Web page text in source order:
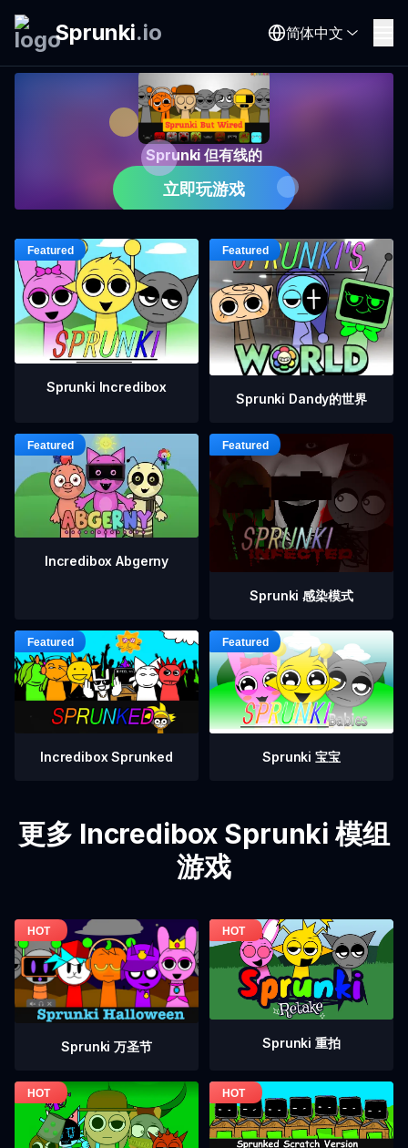
Sprunki.io 简体中文
Sprunki 但有线的
立即玩游戏
Sprunki Incredibox
Sprunki Dandy的世界
Incredibox Abgerny
Sprunki 感染模式
Incredibox Sprunked Sprunki 宝宝
更多 Incredibox Sprunki 模组
游戏
Sprunki 万圣节 Sprunki 重拍